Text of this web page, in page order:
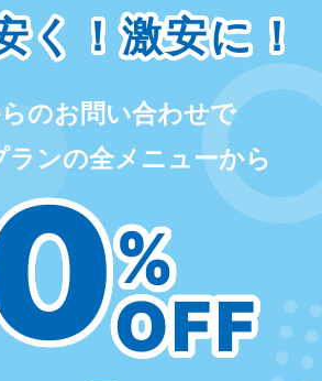
く！激安に！
のお問い合わせで
ランの全メニューから
%
OFF